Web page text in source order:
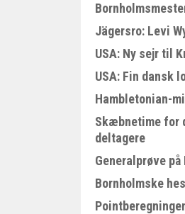
Jägersro: Levi
USA: Ny sejr til
USA: Fin dansk
Hambletonian-
Skæbnetime for
deltagere
Generalprøve
Bornholmske